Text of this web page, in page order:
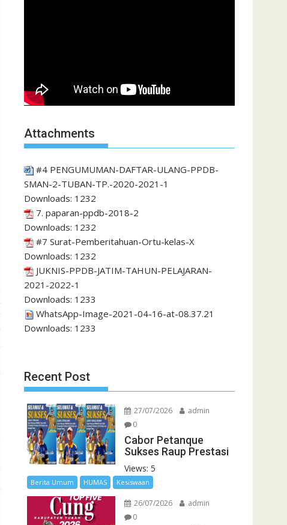
Attachments
#4 PENGUMUMAN-DAFTAR-ULANG-PPDB-
SMAN-2-TUBAN-TP.-2020-2021-1
Downloads: 1232
7. paparan-ppdb-2018-2
Downloads: 1232
#7 Surat-Pemberitahuan-Ortu-kelas-X
Downloads: 1232
JUKNIS-PPDB-JATIM-TAHUN-PELAJARAN-
2021-2022-1
Downloads: 1233
WhatsApp-Image-2021-04-16-at-08.37.21
Downloads: 1233
Recent Post
27/07/2026
admin
0
Cabor Petanque
Sukses Raup Prestasi
Views: 5
Berita Umum HUMAS Kesiswaan
26/07/2026
admin
0